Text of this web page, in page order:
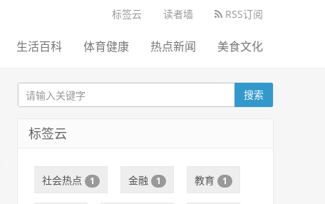
标签云 读者墙 RSS订阅
生活百科 体育健康 热点新闻 美食文化
搜索
标签云
社会热点 1 金融 1 教育 1